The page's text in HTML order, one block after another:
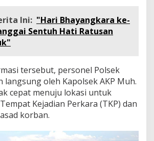
Ini: "Hari Bhayangkara ke-
Sentuh Hati Ratusan
tersebut, personel Polsek
langsung oleh Kapolsek AKP Muh.
cepat menuju lokasi untuk
Kejadian Perkara (TKP) dan
korban.